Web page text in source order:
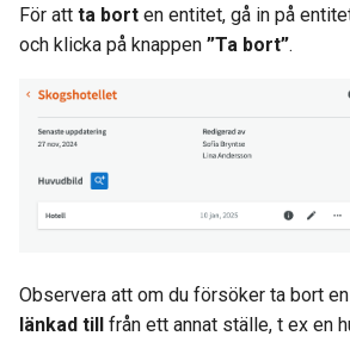
För att ta bort en entitet, gå in på
och klicka på knappen ”Ta bort”.
Observera att om du försöker ta bort
länkad till från ett annat ställe, t ex en